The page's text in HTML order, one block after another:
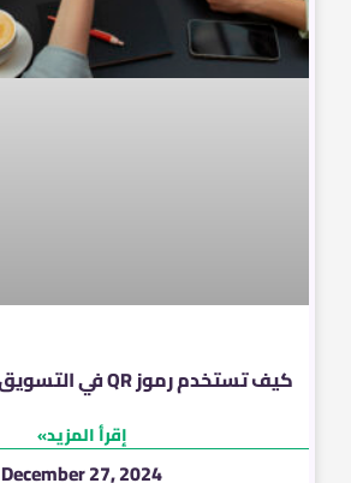
كيف تستخدم رموز QR في التسويق الرقمي بذكاء؟
إقرأ المزيد»
December 27, 2024